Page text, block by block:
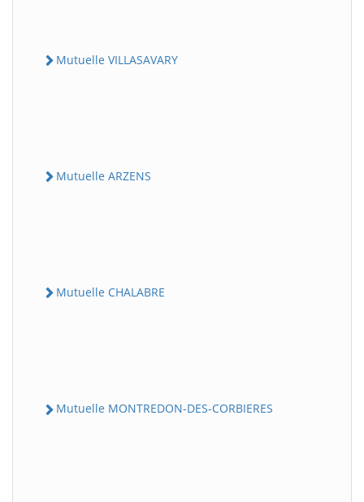
Mutuelle VILLASAVARY
Mutuelle ARZENS
Mutuelle CHALABRE
Mutuelle MONTREDON-DES-CORBIERES